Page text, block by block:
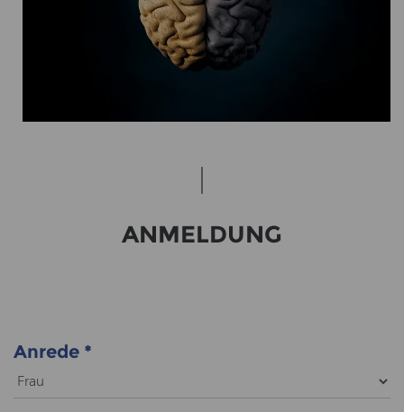
AN­MEL­DUNG
Anrede *